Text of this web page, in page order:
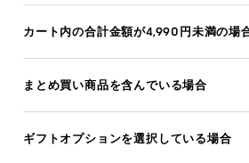
カート内の合計金額が4,990円未満の場
まとめ買い商品を含んでいる場合
ギフトオプションを選択している場合